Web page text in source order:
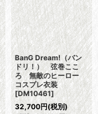
BanG Dream!（バン
ドリ！） 弦巻ここ
ろ 無敵のヒーロー
コスプレ衣装
[DM10461]
32,700円(税別)